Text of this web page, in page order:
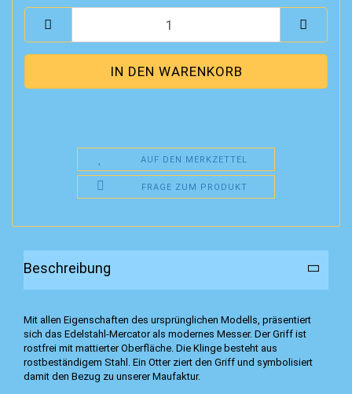
AUF DEN MERKZETTEL
FRAGE ZUM PRODUKT
Beschreibung
Mit allen Eigenschaften des ursprünglichen Modells, präsentiert
sich das Edelstahl-Mercator als modernes Messer. Der Griff ist
rostfrei mit mattierter Oberfläche. Die Klinge besteht aus
rostbeständigem Stahl. Ein Otter ziert den Griff und symbolisiert
damit den Bezug zu unserer Maufaktur.